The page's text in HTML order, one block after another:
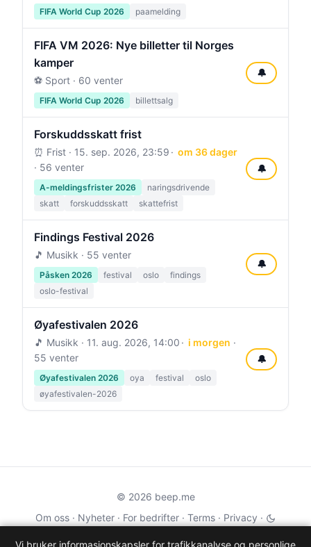
FIFA World Cup 2026 paamelding
FIFA VM 2026: Nye billetter til Norges
kamper
⚽ Sport · 60 venter
FIFA World Cup 2026 billettsalg
🔔
Forskuddsskatt frist
⏰ Frist · 15. sep. 2026, 23:59
om 36 dager
· 56 venter
A-meldingsfrister 2026
naringsdrivende
skatt
forskuddsskatt skattefrist
🔔
Findings Festival 2026
🎵 Musikk · 55 venter
Påsken 2026 festival oslo
findings
oslo-festival
🔔
Øyafestivalen 2026
🎵 Musikk · 11. aug. 2026, 14:00 i morgen ·
55 venter
Øyafestivalen 2026 oya festival
oslo
øyafestivalen-2026
🔔
© 2026 beep.me
Om oss · Nyheter · For bedrifter · Terms · Privacy ·
·Wikidata·OMDb
Vi bruker informasjonskapsler for trafikkanalyse og personlige